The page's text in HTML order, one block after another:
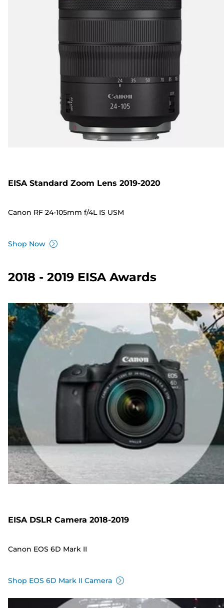
EISA Standard Zoom Lens 2019-2020
Canon RF 24-105mm f/4L IS USM
Shop Now
2018 - 2019 EISA Awards
EISA DSLR Camera 2018-2019
Canon EOS 6D Mark II
Shop EOS 6D Mark II Camera